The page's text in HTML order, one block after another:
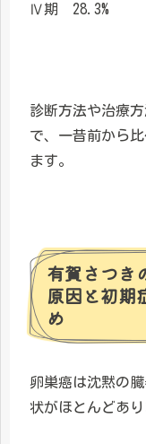
Ⅳ期 28.3%
診断方法や治療
で、一昔前から
ます。
有賀さつき
原因と初期
め
卵巣癌は沈黙の
状がほとんどあり